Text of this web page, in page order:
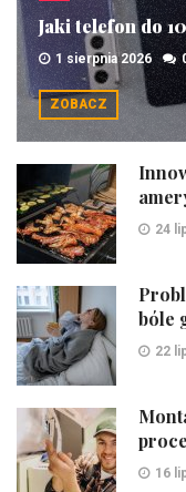
Jaki telefon do
1 sierpnia 2026
ZOBACZ
24
bóle
22
16